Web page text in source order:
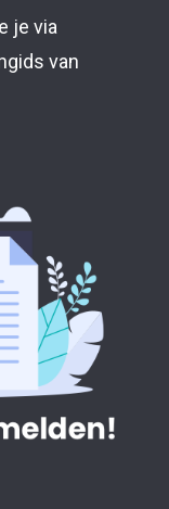
je via
van